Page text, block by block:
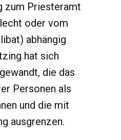
zum Priesteramt
oder vom
abhängig
hat sich
die das
Personen als
und die mit
ausgrenzen.